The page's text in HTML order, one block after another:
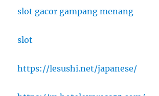
slot gacor gampang menang
slot
https://lesushi.net/japanese/